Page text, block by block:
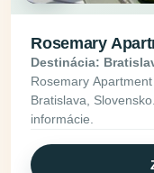
Rosemary
Destinácia:
Rosemary
Bratislava,
informácie.